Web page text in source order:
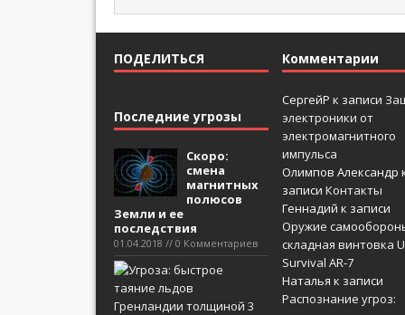
ПОДЕЛИТЬСЯ
Последние угрозы
Скоро:
смена
магнитных
полюсов
Земли и ее
последствия
01.04.2018 // 0 Комментариев
Комментарии
СергейР к записи
электроники от
электромагнитного
импульса
Олимпов Александр
записи Контакты
Геннадий к записи
Оружие
складная винтовка
Survival AR-7
Наталья к записи
Распознание угроз: